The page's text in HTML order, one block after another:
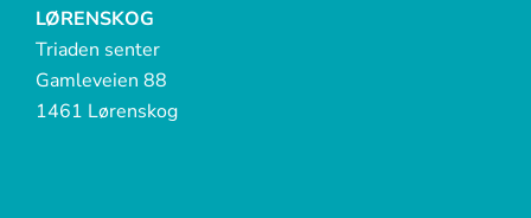
LØRENSKOG
Triaden senter
Gamleveien 88
1461 Lørenskog